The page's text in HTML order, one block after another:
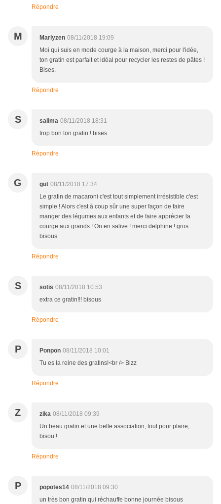
Répondre
M Marlyzen 08/11/2018 19:09
Moi qui suis en mode courge à la maison, merci pour l'idée,
ton gratin est parfait et idéal pour recycler les restes de pâtes !
Bises.
Répondre
S salima 08/11/2018 18:31
trop bon ton gratin ! bises
Répondre
G gut 08/11/2018 17:34
Le gratin de macaroni c'est tout simplement irrésistible c'est
simple ! Alors c'est à coup sûr une super façon de faire
manger des légumes aux enfants et de faire apprécier la
courge aux grands ! On en salive ! merci delphine ! gros
bisous
Répondre
S sotis 08/11/2018 10:53
extra ce gratin!!! bisous
Répondre
P Ponpon 08/11/2018 10:01
Tu es la reine des gratins!<br /> Bizz
Répondre
Z zika 08/11/2018 09:39
Un beau gratin et une belle association, tout pour plaire,
bisou !
Répondre
P popotes14 08/11/2018 09:30
un très bon gratin qui réchauffe bonne journée bisous